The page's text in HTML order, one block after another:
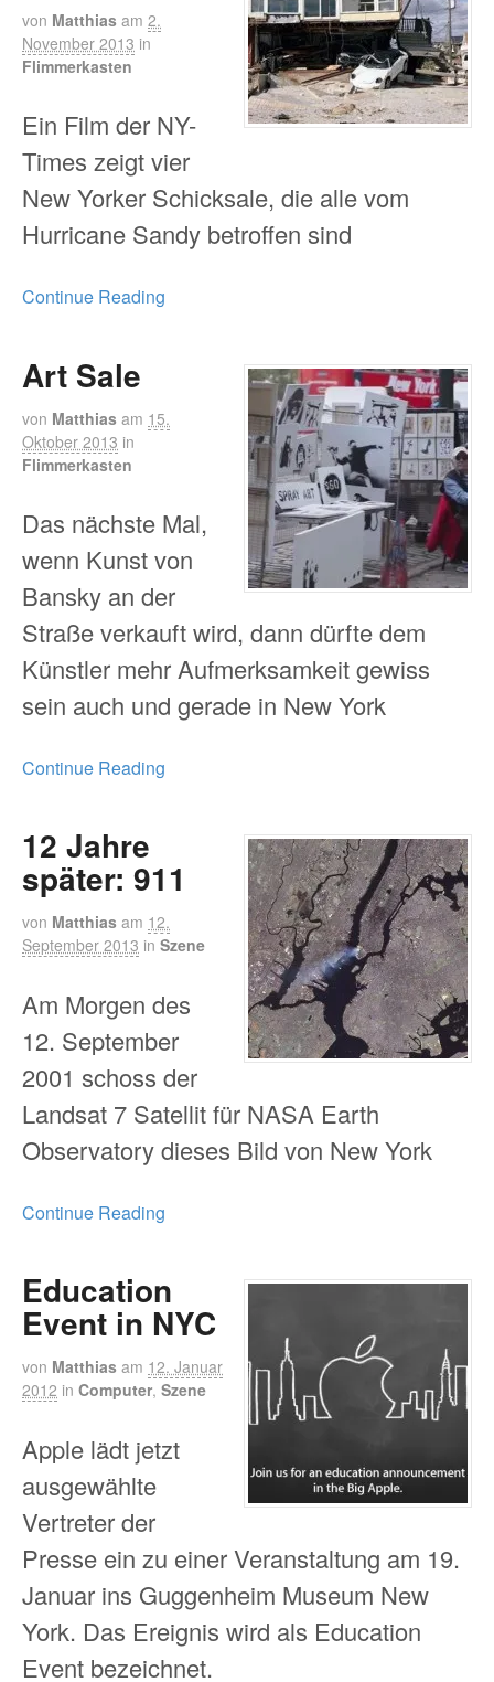
von Matthias am 2.
November 2013 in
Flimmerkasten
Ein Film der NY-
Times zeigt vier
New Yorker Schicksale, die alle vom
Hurricane Sandy betroffen sind
Continue Reading
Art Sale
von Matthias am 15.
Oktober 2013 in
Flimmerkasten
Das nächste Mal,
wenn Kunst von
Bansky an der
Straße verkauft wird, dann dürfte dem
Künstler mehr Aufmerksamkeit gewiss
sein auch und gerade in New York
Continue Reading
12 Jahre
später: 911
von Matthias am 12.
September 2013 in Szene
Am Morgen des
12. September
2001 schoss der
Landsat 7 Satellit für NASA Earth
Observatory dieses Bild von New York
Continue Reading
Education
Event in NYC
von Matthias am 12. Januar
2012 in Computer, Szene
Apple lädt jetzt
ausgewählte
Vertreter der
Presse ein zu einer Veranstaltung am 19.
Januar ins Guggenheim Museum New
York. Das Ereignis wird als Education
Event bezeichnet.